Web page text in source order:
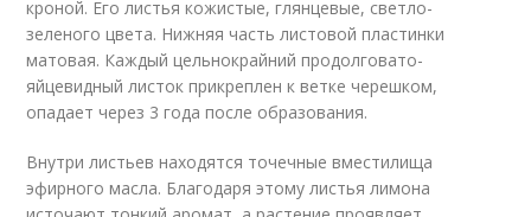
кроной. Его листья кожистые, глянцевые, светло-
зеленого цвета. Нижняя часть листовой пластинки
матовая. Каждый цельнокрайний продолговато-
яйцевидный листок прикреплен к ветке черешком,
опадает через 3 года после образования.
Внутри листьев находятся точечные вместилища
эфирного масла. Благодаря этому листья лимона